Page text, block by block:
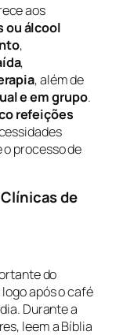
aos
ou álcool
,
,
, além de
e em grupo.
refeições
processo de
de
do
após o café
Durante a
leem a Bíblia